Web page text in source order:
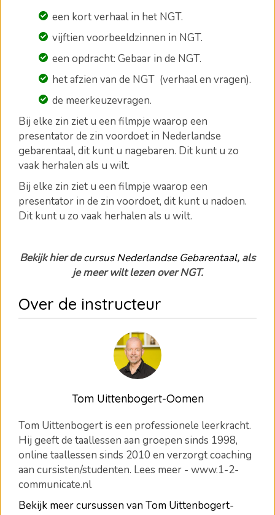
een kort verhaal in het NGT.
vijftien voorbeeldzinnen in NGT.
een opdracht: Gebaar in de NGT.
het afzien van de NGT (verhaal en vragen).
de meerkeuzevragen.
Bij elke zin ziet u een filmpje waarop een
presentator de zin voordoet in Nederlandse
gebarentaal, dit kunt u nagebaren. Dit kunt u zo
vaak herhalen als u wilt.
Bij elke zin ziet u een filmpje waarop een
presentator in de zin voordoet, dit kunt u nadoen.
Dit kunt u zo vaak herhalen als u wilt.
Bekijk hier decursus Nederlandse Gebarentaal, als
je meer wilt lezen over NGT.
Over de instructeur
Tom Uittenbogert-Oomen
Tom Uittenbogert is een professionele leerkracht.
Hij geeft de taallessen aan groepen sinds 1998,
online taallessen sinds 2010 en verzorgt coaching
aan cursisten/studenten. Lees meer - www.1-2-
communicate.nl
Bekijk meer cursussen van Tom Uittenbogert-